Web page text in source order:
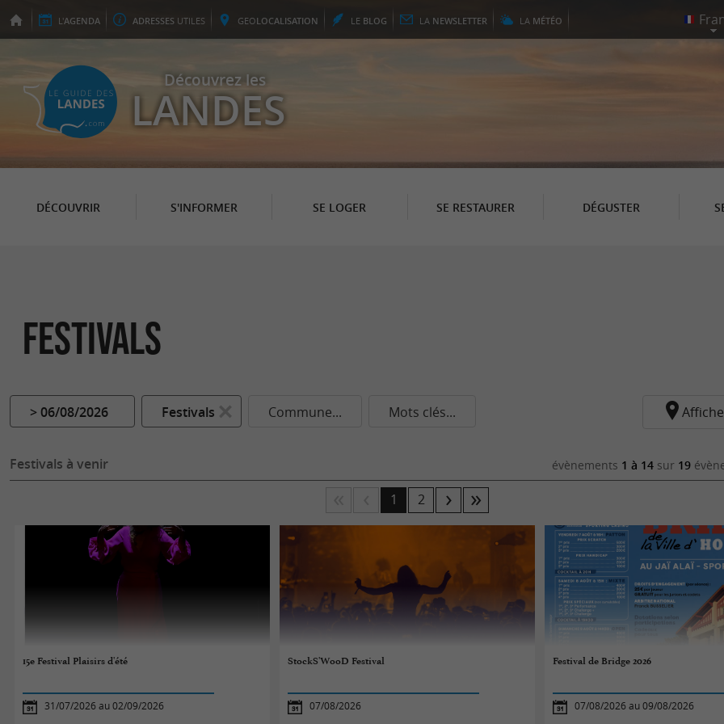
L'AGENDA ADRESSES UTILES GEOLOCALISATION LE BLOG LA NEWSLETTER LA MÉTÉO
Découvrez les
LANDES
DÉCOUVRIR S'INFORMER SE LOGER SE RESTAURER DÉGUSTER
Festivals
> 06/08/2026 Festivals Commune... Mots clés...
Festivals à venir évènements 1 à 14 sur 19
1 2
15e Festival Plaisirs d'été
31/07/2026 au 02/09/2026
StockS'WooD Festival
07/08/2026
Festival de Bridge 2026
07/08/2026 au 09/08/2026